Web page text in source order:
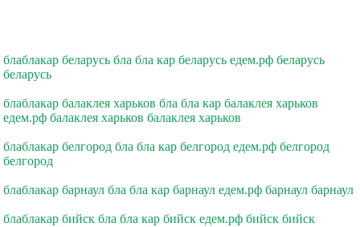
блаблакар беларусь бла бла кар беларусь едем.рф беларусь
беларусь
блаблакар балаклея харьков бла бла кар балаклея харьков
едем.рф балаклея харьков балаклея харьков
блаблакар белгород бла бла кар белгород едем.рф белгород
белгород
блаблакар барнаул бла бла кар барнаул едем.рф барнаул барнаул
блаблакар бийск бла бла кар бийск едем.рф бийск бийск